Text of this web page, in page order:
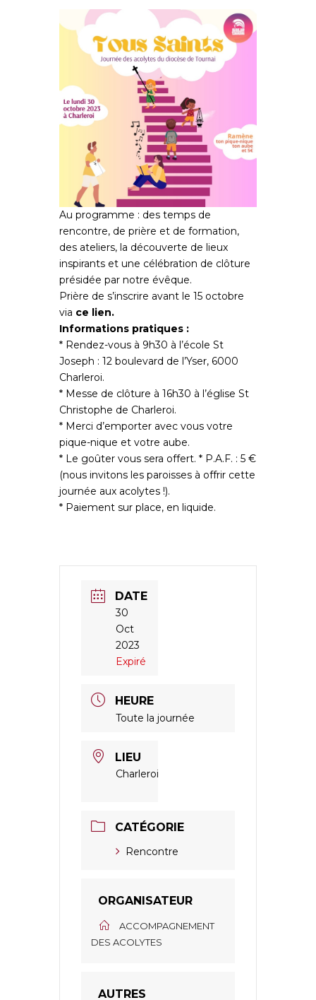
Au programme : des temps de
rencontre, de prière et de formation,
des ateliers, la découverte de lieux
inspirants et une célébration de clôture
présidée par notre évêque.
Prière de s’inscrire avant le 15 octobre
via ce lien.
Informations pratiques :
* Rendez-vous à 9h30 à l’école St
Joseph : 12 boulevard de l’Yser, 6000
Charleroi.
* Messe de clôture à 16h30 à l’église St
Christophe de Charleroi.
* Merci d’emporter avec vous votre
pique-nique et votre aube.
* Le goûter vous sera offert. * P.A.F. : 5 €
(nous invitons les paroisses à offrir cette
journée aux acolytes !).
* Paiement sur place, en liquide.
DATE
30
Oct
2023
Expiré
HEURE
Toute la journée
LIEU
Charleroi
CATÉGORIE
Rencontre
ORGANISATEUR
ACCOMPAGNEMENT
DES ACOLYTES
AUTRES